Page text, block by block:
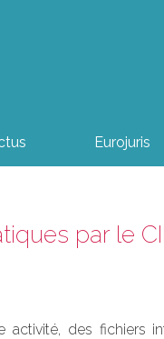
Eurojuris
par le
des fichiers